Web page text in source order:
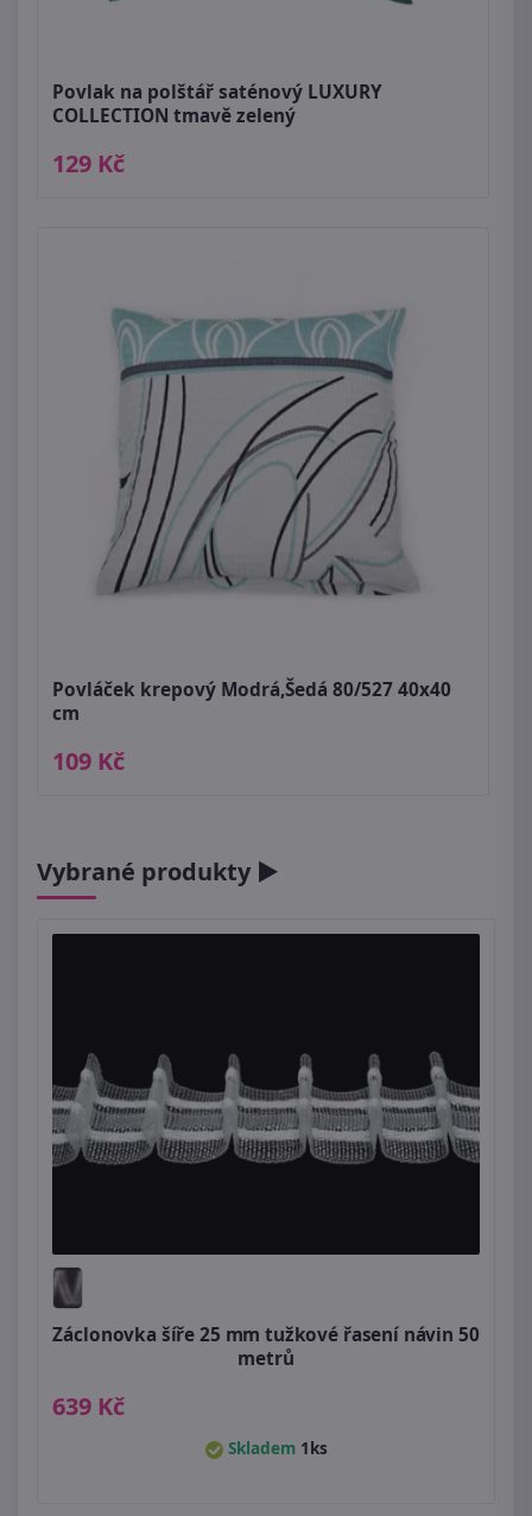
Povlak na polštář saténový LUXURY
COLLECTION tmavě zelený
129 Kč
Povláček krepový Modrá,Šedá 80/527 40x40
cm
109 Kč
Vybrané produkty ►
Záclonovka šíře 25 mm tužkové řasení návin 50
metrů
639 Kč
Skladem 1ks